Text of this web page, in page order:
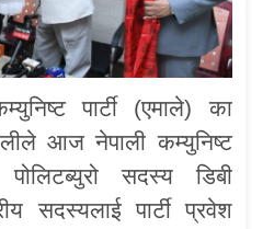
पार्टी (एमाले) का
आज नेपाली कम्युनिष्ट
सदस्य डिबी
सदस्यलाई पार्टी प्रवेश